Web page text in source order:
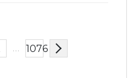
… 1076